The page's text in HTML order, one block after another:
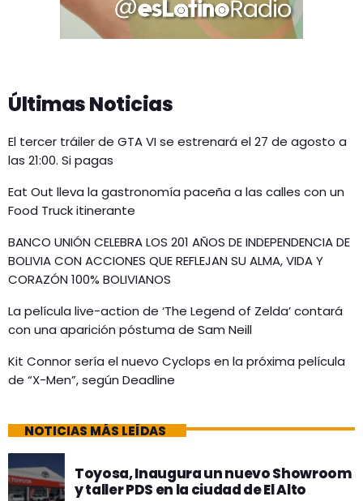
Últimas Noticias
El tercer tráiler de GTA VI se estrenará el 27 de agosto a
las 21:00. Si pagas
Eat Out lleva la gastronomía paceña a las calles con un
Food Truck itinerante
BANCO UNIÓN CELEBRA LOS 201 AÑOS DE INDEPENDENCIA DE
BOLIVIA CON ACCIONES QUE REFLEJAN SU ALMA, VIDA Y
CORAZÓN 100% BOLIVIANOS
La película live-action de ‘The Legend of Zelda’ contará
con una aparición póstuma de Sam Neill
Kit Connor sería el nuevo Cyclops en la próxima película
de “X-Men”, según Deadline
NOTICIAS MÁS LEÍDAS
Toyosa, Inaugura un nuevo Showroom
y taller PDS en la ciudad de El Alto